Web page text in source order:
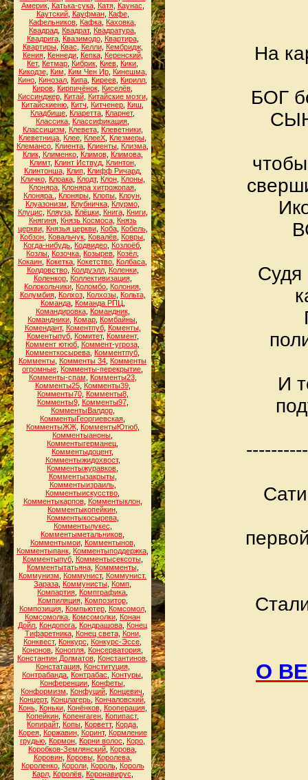
Америк, Катька-сука, Катя, Каунас
Каутский, Кауфман, Кафе,
Кафельников Кафка Каховка
Квадрад Квадрат, Квадратура
Квадрига, Квазимодо, Квартира,
Квартиры, Квас Келли, Кембридж,
Кения, Кеннеди, Кепка, Керенский,
Кет, Кетмар Кибрик Киев Кики
Кикодзе, Ким Ким Чен Ир, Кинешма,
Кино Кинозал Кипа Киреев Кирилл
Киров Кирпичёнок Киселёв
Киссинджер, Китай, Китайские мозги,
Китайскиеню Китч Китченер Киш
Кладбище Кларетта Кларнет,
Классика Классификация
Классицизм
Клевета, Клеветники,
Клеветница Клее КлееХ Клезмеры
Клемансо Клиента Клиенты Клизма
Клик, Клименко, Климов, Климова,
Климт, Клинт Иствуд, Клинтон,
Клинтонша, Клип, Клифф Ричард,
Кличко, Клоака, Клодт, Клон, Клоны,
Клоняра Клоняра хитрожопая
Клоняра.
Клоняры Клопы Клоун
Клуазонизм
Клубничка Клурмо
Клуцис
Кляуза, Клёцки, Книга, Книги,
Княгиня, Князь Космоса, Князь
церкви, Князья церкви, Коба, Кобель,
Кобзон Ковальчук Ковалёв Ковры
Когда-нибудь Кодвидео Козлоёб
Козлы Козочка Козырев Козёл
Кокаин Кокетка Кокетство Колбаса
Колдовство, Колдуэлл, Коленки,
Коленкор, Коллективизация,
Колокольчики Коломбо Колония
Колумбия, Колхоз, Колхозы, Кольта,
Команда, Команда РПЦ
Командировка, Командник,
Командники Комар Комбайны
Комендант, Коментпуб, Коменты,
Коментыпуб, Комитет, Коммент,
Коммент ютюб Коммент-угроза
Комменткосырева Комментпуб
Комменты Комменты 34 Комменты
огромные Комменты-перекрытие
Комменты-спам
Комменты23,
Комменты25, Комменты39,
Комменты70, Комменты8,
Комменты9, Комменты97,
КомментыВалдор,
КомментыГеоргиевская
КомментыЖЖ, КомментыЮтюб,
Комментыаноны
Комментыгерманец
Комментыдоцент,
Комментыжидохвост,
Комментыжуравков
Комментызакрыты,
Комментыизраиль,
Комментыискусство
Комментыкарпов, Комментыклон,
Комментыкопейкин
Комментыкосырева,
Комментылукес
Комментыметальников
Комментымои, Комментынов,
Комментыпанк Комментыподдержка
Комментыпуб, Комментысексоты,
Комментытатьяна, Коммменты,
Коммунизм
Коммунист, Коммунист.
Зараза Коммунисты Комп
Компартия Компграфика
Компиляция, Композитор,
Композиция, Компьютер, Комсомол,
Комсомолка Комсомолки Конан
Дойл Кондопога Кондрашова Конец
Тифаретника, Конец света, Кони,
Конквест, Конкурс Конкурс-Эссе
Кононов Конопля Консерватория
Константин Долматов Константинов
Констатация, Конституция,
Контрабанда Контрабас Контуры
Конференции Конфеты
Конформизм
Конфуций Концевич
Концерт, Концлагерь Кончаловский
Конь, Коньки, Конёнков, Кооперация,
Копейкин Копенгаген Копипаст,
Копирайт, Копы Корветт, Корда
Корея, Коржавин, Коринт, Кормление
грудью Кормон Корни волос Коро
Коробков-Землянский Корова
Коровин, Коровы, Королева,
Короленко, Короли, Король, Король
Карл, Королёв, Коронавирус
На
БОГ
Судя
И
О